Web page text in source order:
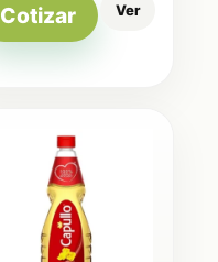
Cotizar Ver